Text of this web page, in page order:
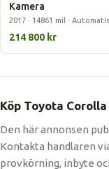
Kamera
2017 · 14861 mil ·
214 800 kr
Köp Toyota
Den här annonsen
Kontakta handlaren
provkörning, inbyte